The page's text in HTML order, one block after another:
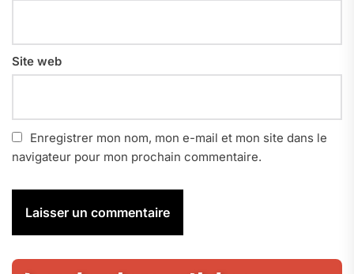
Site web
Enregistrer mon nom, mon e-mail et mon site dans le
navigateur pour mon prochain commentaire.